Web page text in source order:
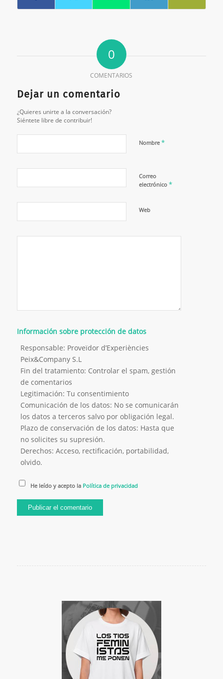
0
COMENTARIOS
Dejar un comentario
¿Quieres unirte a la conversación?
Siéntete libre de contribuir!
Nombre *
Correo
electrónico *
Web
Información sobre protección de datos
Responsable: Proveïdor d’Experiències
Peix&Company S.L
Fin del tratamiento: Controlar el spam, gestión
de comentarios
Legitimación: Tu consentimiento
Comunicación de los datos: No se comunicarán
los datos a terceros salvo por obligación legal.
Plazo de conservación de los datos: Hasta que
no solicites su supresión.
Derechos: Acceso, rectificación, portabilidad,
olvido.
He leído y acepto la Política de privacidad